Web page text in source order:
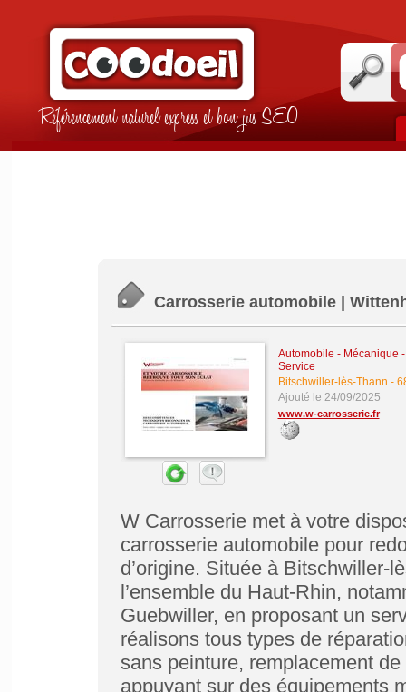
Référencement naturel express et bon jus SEO
Carrosserie automobile |
Automobile - Mécanique
Service
Bitschwiller-lès-Thann -
Ajouté le 24/09/2025
www.w-carrosserie.fr
W Carrosserie met à votre
carrosserie automobile pour
d’origine. Située à Bitschwiller-
l’ensemble du Haut-Rhin,
Guebwiller, en proposant un
réalisons tous types de
sans peinture, remplacement
appuyant sur des équipements